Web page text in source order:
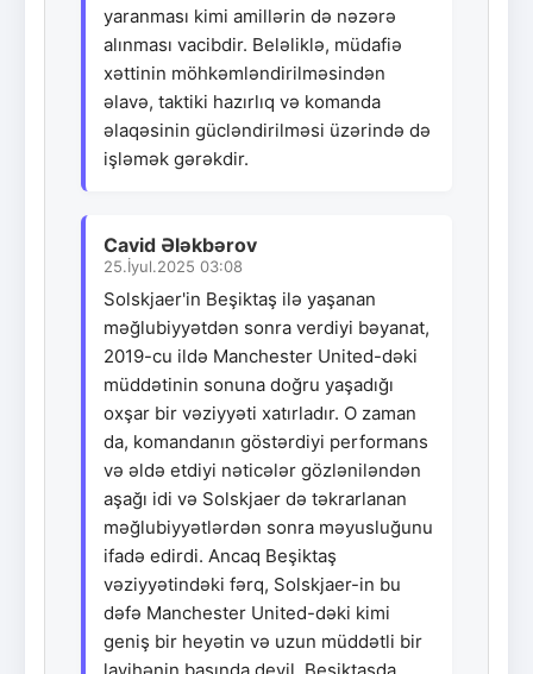
yaranması kimi amillərin də nəzərə
alınması vacibdir. Beləliklə, müdafiə
xəttinin möhkəmləndirilməsindən
əlavə, taktiki hazırlıq və komanda
əlaqəsinin gücləndirilməsi üzərində də
işləmək gərəkdir.
Cavid Ələkbərov
25.İyul.2025 03:08
Solskjaer'in Beşiktaş ilə yaşanan
məğlubiyyətdən sonra verdiyi bəyanat,
2019-cu ildə Manchester United-dəki
müddətinin sonuna doğru yaşadığı
oxşar bir vəziyyəti xatırladır. O zaman
da, komandanın göstərdiyi performans
və əldə etdiyi nəticələr gözləniləndən
aşağı idi və Solskjaer də təkrarlanan
məğlubiyyətlərdən sonra məyusluğunu
ifadə edirdi. Ancaq Beşiktaş
vəziyyətindəki fərq, Solskjaer-in bu
dəfə Manchester United-dəki kimi
geniş bir heyətin və uzun müddətli bir